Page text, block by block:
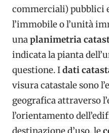
commerciali) pubblici
l’immobile o l’unità
unaplanimetria
indicata la pianta
questione. Idati
visura catastale sono
geografica attraverso
l’orientamento